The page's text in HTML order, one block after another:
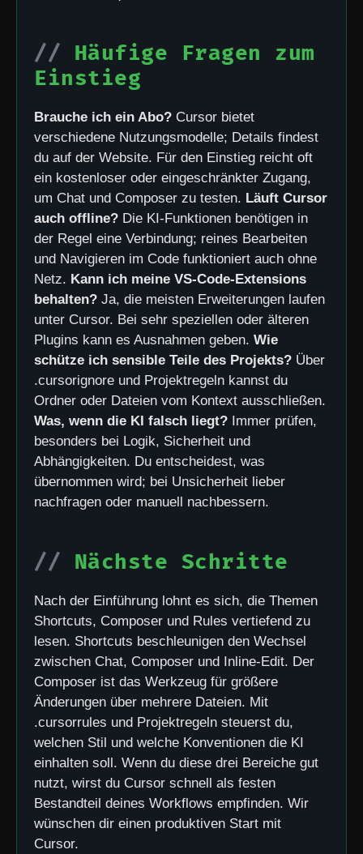
Häufige Fragen zum
Einstieg
Brauche ich ein Abo? Cursor bietet
verschiedene Nutzungsmodelle; Details findest
du auf der Website. Für den Einstieg reicht oft
ein kostenloser oder eingeschränkter Zugang,
um Chat und Composer zu testen. Läuft Cursor
auch offline? Die KI-Funktionen benötigen in
der Regel eine Verbindung; reines Bearbeiten
und Navigieren im Code funktioniert auch ohne
Netz. Kann ich meine VS-Code-Extensions
behalten? Ja, die meisten Erweiterungen laufen
unter Cursor. Bei sehr speziellen oder älteren
Plugins kann es Ausnahmen geben.Wie
schütze ich sensible Teile des Projekts? Über
.cursorignore und Projektregeln kannst du
Ordner oder Dateien vom Kontext ausschließen.
Was, wenn die KI falsch liegt? Immer prüfen,
besonders bei Logik, Sicherheit und
Abhängigkeiten. Du entscheidest, was
übernommen wird; bei Unsicherheit lieber
nachfragen oder manuell nachbessern.
Nächste Schritte
Nach der Einführung lohnt es sich, die Themen
Shortcuts, Composer und Rules vertiefend zu
lesen. Shortcuts beschleunigen den Wechsel
zwischen Chat, Composer und Inline-Edit. Der
Composer ist das Werkzeug für größere
Änderungen über mehrere Dateien. Mit
.cursorrules und Projektregeln steuerst du,
welchen Stil und welche Konventionen die KI
einhalten soll. Wenn du diese drei Bereiche gut
nutzt, wirst du Cursor schnell als festen
Bestandteil deines Workflows empfinden. Wir
wünschen dir einen produktiven Start mit
Cursor.